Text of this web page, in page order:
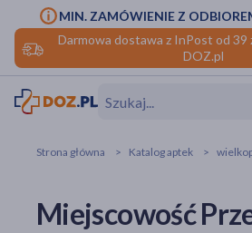
Darmowa dostawa z InPost od 39
DOZ.pl
MIN. ZAMÓWIENIE Z
makijażu
Strona główna Katalog aptek
Miejscowość